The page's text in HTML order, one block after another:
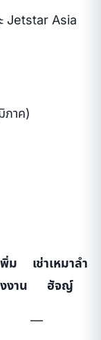
Jetstar Asia
ภาค)
พิ่ม
งาน
เช่าเหมาลำ
ฮัจญ์
—